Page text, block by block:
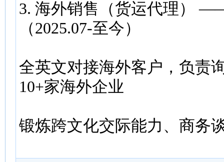
3. 海外销售（货运代理）
（2025.07-至今）
全英文对接海外客户，负责
10+家海外企业
锻炼跨文化交际能力、商务